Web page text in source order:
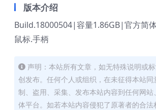
版本介绍
Build.18000504|容量1.86GB|官方简
鼠标.手柄
声明：本站所有文章，如无特殊说明或
创发布。任何个人或组织，在未征得本站同
制、盗用、采集、发布本站内容到任何网站
体平台。如若本站内容侵犯了原著者的合法